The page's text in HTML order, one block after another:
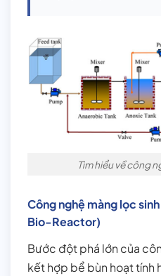
Tìm hiểu về công
Công nghệ màng lọc
Bio-Reactor)
Bước đột phá lớn của
kết hợp bể bùn hoạt tính